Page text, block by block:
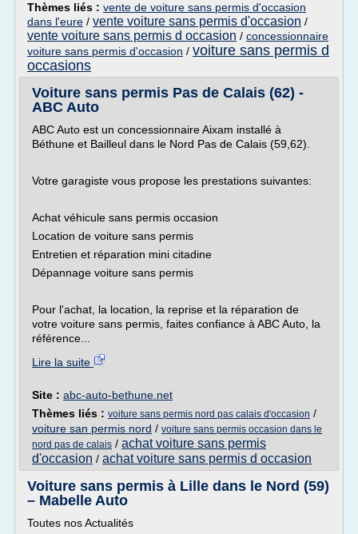
Thèmes liés : vente de voiture sans permis d'occasion
dans l'eure / vente voiture sans permis d'occasion /
vente voiture sans permis d occasion / concessionnaire
voiture sans permis d'occasion / voiture sans permis d
occasions
Voiture sans permis Pas de Calais (62) -
ABC Auto
ABC Auto est un concessionnaire Aixam installé à
Béthune et Bailleul dans le Nord Pas de Calais (59,62).
Votre garagiste vous propose les prestations suivantes:
Achat véhicule sans permis occasion
Location de voiture sans permis
Entretien et réparation mini citadine
Dépannage voiture sans permis
Pour l'achat, la location, la reprise et la réparation de
votre voiture sans permis, faites confiance à ABC Auto, la
référence...
Lire la suite
Site : abc-auto-bethune.net
Thèmes liés : voiture sans permis nord pas calais d'occasion /
voiture san permis nord / voiture sans permis occasion dans le
nord pas de calais / achat voiture sans permis
d'occasion / achat voiture sans permis d occasion
Voiture sans permis à Lille dans le Nord (59)
– Mabelle Auto
Toutes nos Actualités